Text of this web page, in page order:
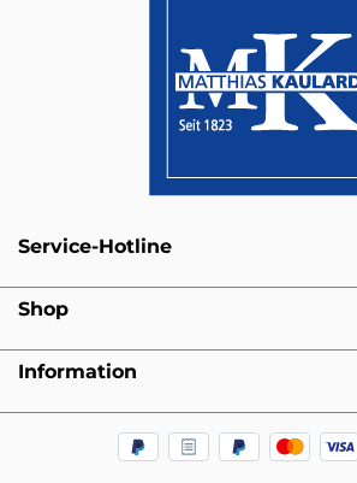
Service-Hotline
Shop
Information